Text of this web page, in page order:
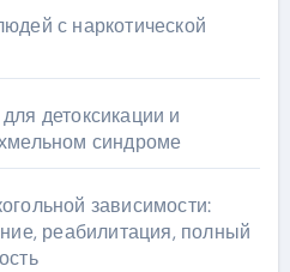
с наркотической
детоксикации и
синдроме
зависимости:
реабилитация, полный